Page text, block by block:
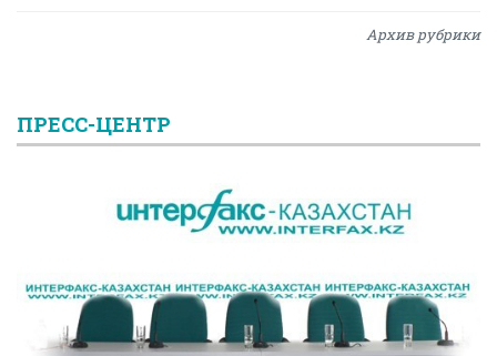
Архив рубрики
ПРЕСС-ЦЕНТР